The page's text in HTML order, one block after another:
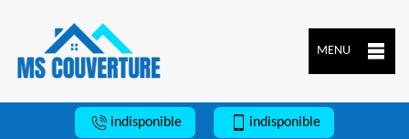
MENU
indisponible indisponible